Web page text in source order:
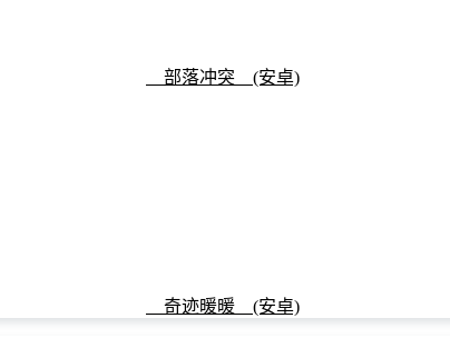
部落冲突 (安卓)
奇迹暖暖 (安卓)